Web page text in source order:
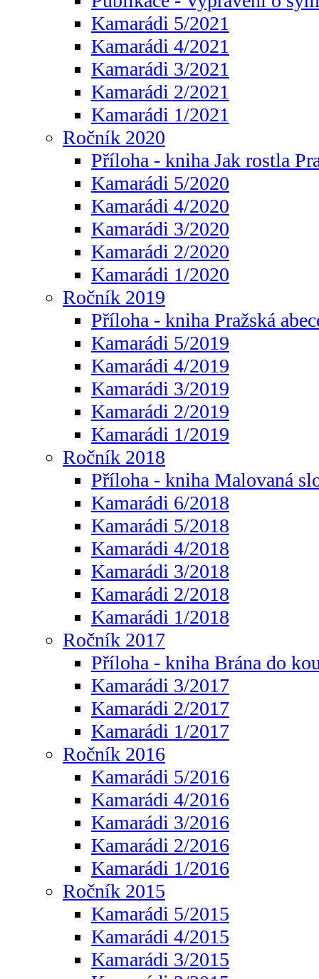
Kamarádi 5/2021
Kamarádi 4/2021
Kamarádi 3/2021
Kamarádi 2/2021
Kamarádi 1/2021
Ročník 2020
Příloha - kniha Jak rostla
Kamarádi 5/2020
Kamarádi 4/2020
Kamarádi 3/2020
Kamarádi 2/2020
Kamarádi 1/2020
Ročník 2019
Příloha - kniha Pražská
Kamarádi 5/2019
Kamarádi 4/2019
Kamarádi 3/2019
Kamarádi 2/2019
Kamarádi 1/2019
Ročník 2018
Příloha - kniha Malovaná
Kamarádi 6/2018
Kamarádi 5/2018
Kamarádi 4/2018
Kamarádi 3/2018
Kamarádi 2/2018
Kamarádi 1/2018
Ročník 2017
Příloha - kniha Brána do
Kamarádi 3/2017
Kamarádi 2/2017
Kamarádi 1/2017
Ročník 2016
Kamarádi 5/2016
Kamarádi 4/2016
Kamarádi 3/2016
Kamarádi 2/2016
Kamarádi 1/2016
Ročník 2015
Kamarádi 5/2015
Kamarádi 4/2015
Kamarádi 3/2015